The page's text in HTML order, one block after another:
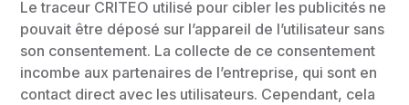
Le traceur CRITEO utilisé pour cibler les publicités ne
pouvait être déposé sur l’appareil de l’utilisateur sans
son consentement. La collecte de ce consentement
incombe aux partenaires de l’entreprise, qui sont en
contact direct avec les utilisateurs. Cependant, cela